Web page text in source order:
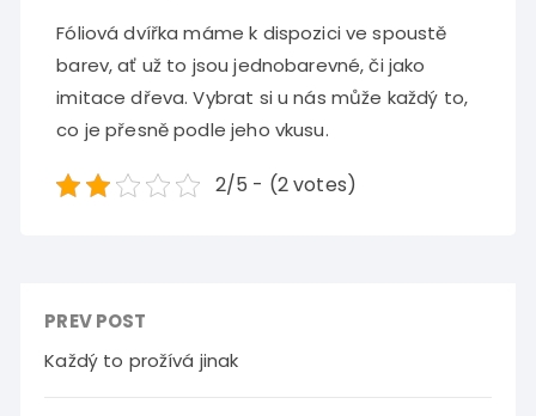
Fóliovádvířka máme k dispozici ve spoustě
barev, ať už to jsou jednobarevné, či jako
imitace dřeva. Vybrat si u nás může každý to,
co je přesně podle jeho vkusu.
2/5 - (2 votes)
PREV POST
Každý to prožívá jinak